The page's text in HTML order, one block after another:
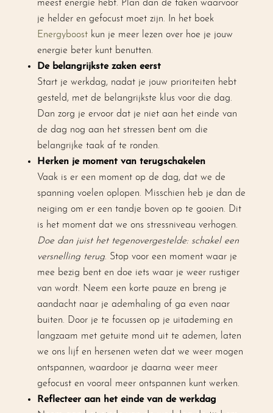
meest energie hebt. Plan dan de taken waarvoor
je helder en gefocust moet zijn. In het boek
Energyboostkun je meer lezen over hoe je jouw
energie beter kunt benutten.
De belangrijkste zaken eerst
Start je werkdag, nadat je jouw prioriteiten hebt
gesteld, met de belangrijkste klus voor die dag.
Dan zorg je ervoor dat je niet aan het einde van
de dag nog aan het stressen bent om die
belangrijke taak af te ronden.
Herken je moment van terugschakelen
Vaak is er een moment op de dag, dat we de
spanning voelen oplopen. Misschien heb je dan de
neiging om er een tandje boven op te gooien. Dit
is het moment dat we ons stressniveau verhogen.
Doe dan juist het tegenovergestelde: schakel een
versnelling terug. Stop voor een moment waar je
mee bezig bent en doe iets waar je weer rustiger
van wordt. Neem een korte pauze en breng je
aandacht naar je ademhaling of ga even naar
buiten. Door je te focussen op je uitademing en
langzaam met getuite mond uit te ademen, laten
we ons lijf en hersenen weten dat we weer mogen
ontspannen, waardoor je daarna weer meer
gefocust en vooral meer ontspannen kunt werken.
Reflecteer aan het einde van de werkdag